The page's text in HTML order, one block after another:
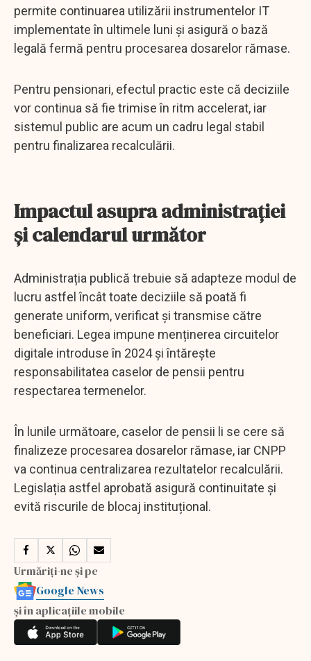
permite continuarea utilizării instrumentelor IT
implementate în ultimele luni și asigură o bază
legală fermă pentru procesarea dosarelor rămase.
Pentru pensionari, efectul practic este că deciziile
vor continua să fie trimise în ritm accelerat, iar
sistemul public are acum un cadru legal stabil
pentru finalizarea recalculării.
Impactul asupra administrației
și calendarul următor
Administrația publică trebuie să adapteze modul de
lucru astfel încât toate deciziile să poată fi
generate uniform, verificat și transmise către
beneficiari. Legea impune menținerea circuitelor
digitale introduse în 2024 și întărește
responsabilitatea caselor de pensii pentru
respectarea termenelor.
În lunile următoare, caselor de pensii li se cere să
finalizeze procesarea dosarelor rămase, iar CNPP
va continua centralizarea rezultatelor recalculării.
Legislația astfel aprobată asigură continuitate și
evită riscurile de blocaj instituțional.
Urmăriți-ne și pe
Google News
și în aplicațiile mobile